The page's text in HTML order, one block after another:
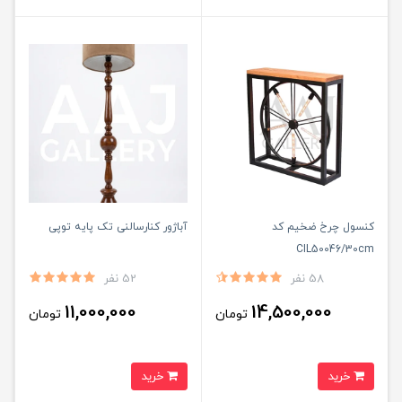
کنسول چرخ ضخیم کد
CIL50046/30cm
58 نفر
14,500,000 تومان
آباژور کنارسالنی تک پایه توپی
52 نفر
11,000,000 تومان